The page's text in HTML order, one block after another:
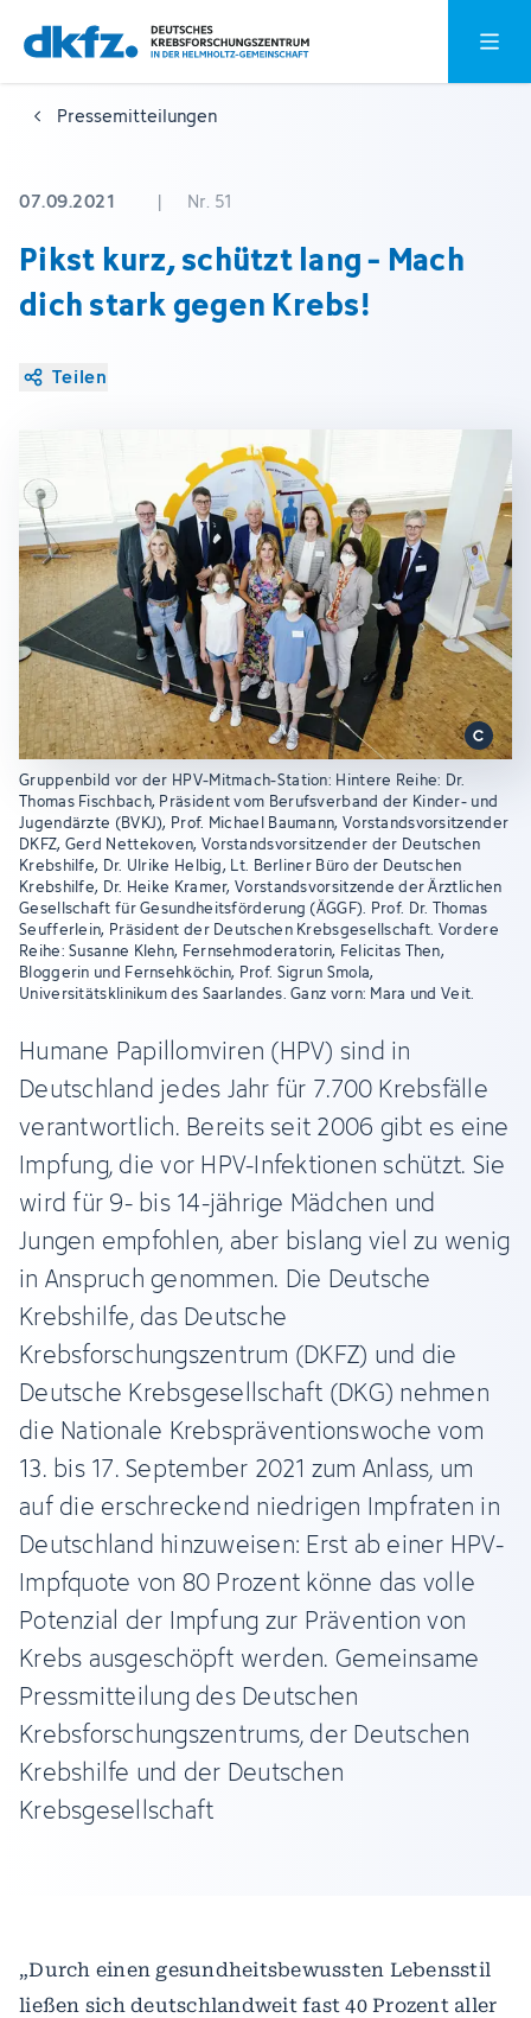
Zum
Hauptinhalt
springen
Zur
Fußzeile
springen
Pressemitteilungen
07.09.2021 | Nr. 51
Pikst kurz, schützt lang - Mach
dich stark gegen Krebs!
Teilen
Gruppenbild vor der HPV-Mitmach-Station: Hintere Reihe: Dr.
Thomas Fischbach, Präsident vom Berufsverband der Kinder- und
Jugendärzte (BVKJ), Prof. Michael Baumann, Vorstandsvorsitzender
DKFZ, Gerd Nettekoven, Vorstandsvorsitzender der Deutschen
Krebshilfe, Dr. Ulrike Helbig, Lt. Berliner Büro der Deutschen
Krebshilfe, Dr. Heike Kramer, Vorstandsvorsitzende der Ärztlichen
Gesellschaft für Gesundheitsförderung (ÄGGF). Prof. Dr. Thomas
Seufferlein, Präsident der Deutschen Krebsgesellschaft. Vordere
Reihe: Susanne Klehn, Fernsehmoderatorin, Felicitas Then,
Bloggerin und Fernsehköchin, Prof. Sigrun Smola,
Universitätsklinikum des Saarlandes. Ganz vorn: Mara und Veit.
Humane Papillomviren (HPV) sind in
Deutschland jedes Jahr für 7.700 Krebsfälle
verantwortlich. Bereits seit 2006 gibt es eine
Impfung, die vor HPV-Infektionen schützt. Sie
wird für 9- bis 14-jährige Mädchen und
Jungen empfohlen, aber bislang viel zu wenig
in Anspruch genommen. Die Deutsche
Krebshilfe, das Deutsche
Krebsforschungszentrum (DKFZ) und die
Deutsche Krebsgesellschaft (DKG) nehmen
die Nationale Krebspräventionswoche vom
13. bis 17. September 2021 zum Anlass, um
auf die erschreckend niedrigen Impfraten in
Deutschland hinzuweisen: Erst ab einer HPV-
Impfquote von 80 Prozent könne das volle
Potenzial der Impfung zur Prävention von
Krebs ausgeschöpft werden. Gemeinsame
Pressmitteilung des Deutschen
Krebsforschungszentrums, der Deutschen
Krebshilfe und der Deutschen
Krebsgesellschaft
„Durch einen gesundheitsbewussten Lebensstil
ließen sich deutschlandweit fast 40 Prozent aller